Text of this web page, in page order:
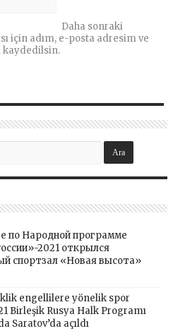
Daha sonraki
için adım, e-posta adresim ve
kaydedilsin.
по Народной программе
2021 открылся
спортзал «Новая высота»
engellilere yönelik spor
Birleşik Rusya Halk Programı
Saratov’da açıldı